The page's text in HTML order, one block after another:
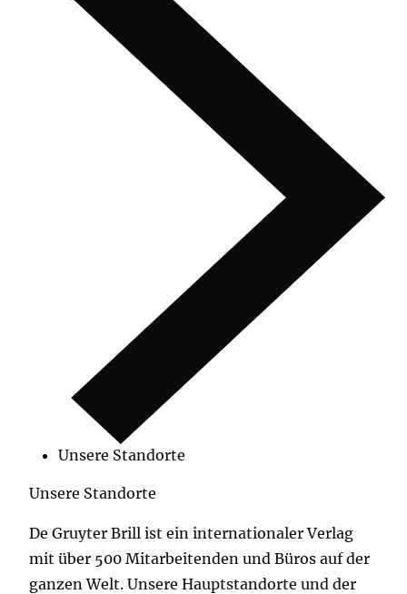
Unsere Standorte
Unsere Standorte
De Gruyter Brill ist ein internationaler Verlag
mit über 500 Mitarbeitenden und Büros auf der
ganzen Welt. Unsere Hauptstandorte und der